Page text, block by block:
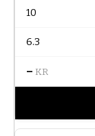
10
6.3
– KR